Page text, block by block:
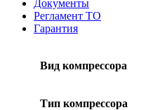
Документы
Регламент ТО
Гарантия
Вид компрессора
Тип компрессора